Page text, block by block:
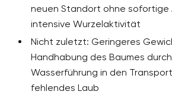
neuen Standort ohne sofortige
intensive Wurzelaktivität
Nicht zuletzt: Geringeres
Handhabung des Baumes
Wasserführung in den
fehlendes Laub